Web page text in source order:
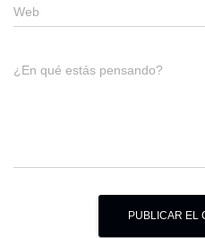
Web
¿En qué estás pensando?